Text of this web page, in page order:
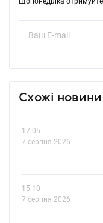
Схожі новини
17.05
7 серпня 2026
15.10
7 серпня 2026